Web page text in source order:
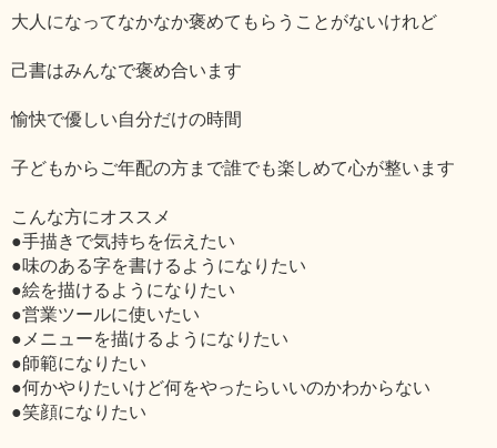
大人になってなかなか褒めてもらうことがないけれど
己書はみんなで褒め合います
愉快で優しい自分だけの時間
子どもからご年配の方まで誰でも楽しめて心が整います
こんな方にオススメ
●手描きで気持ちを伝えたい
●味のある字を書けるようになりたい
●絵を描けるようになりたい
●営業ツールに使いたい
●メニューを描けるようになりたい
●師範になりたい
●何かやりたいけど何をやったらいいのかわからない
●笑顔になりたい